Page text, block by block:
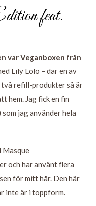
feat.
var Veganboxen från
Lily Lolo – där en av
två refill-produkter så är
hem. Jag fick en fin
jag använder hela
Masque
och har använt flera
för mitt hår. Den här
inte är i toppform.